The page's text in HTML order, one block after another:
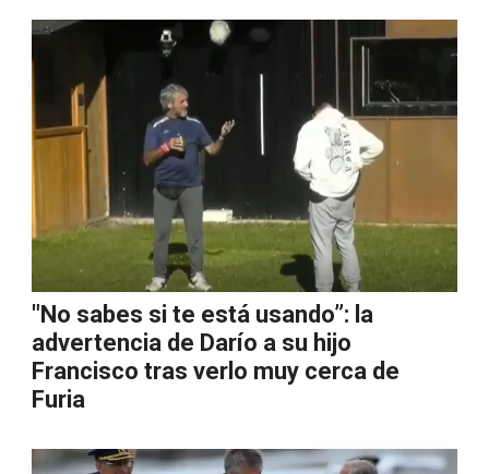
"No sabes si te está usando”: la
advertencia de Darío a su hijo
Francisco tras verlo muy cerca de
Furia